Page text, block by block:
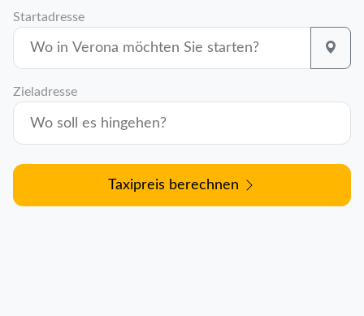
Startadresse
Zieladresse
Taxipreis berechnen